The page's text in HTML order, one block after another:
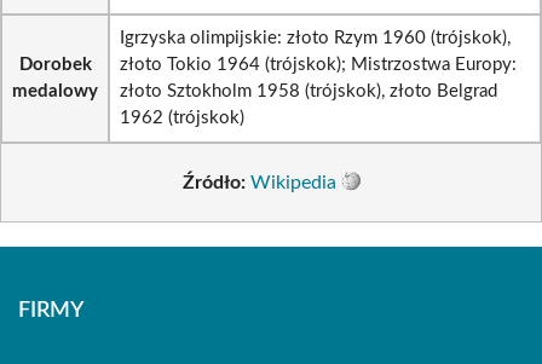
Dorobek
medalowy
Igrzyska olimpijskie: złoto Rzym 1960 (trójskok),
złoto Tokio 1964 (trójskok); Mistrzostwa Europy:
złoto Sztokholm 1958 (trójskok), złoto Belgrad
1962 (trójskok)
Źródło: Wikipedia
FIRMY